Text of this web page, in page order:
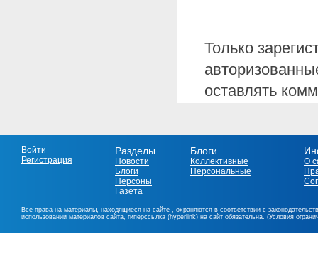
Только
оставлять
Войти
Регистрация
Разделы
Новости
Блоги
Персоны
Газета
Блоги
Коллективные
Персональные
О
Все права на материалы, находящиеся на сайте , охраняются в соответствии с
использовании материалов сайта, гиперссылка (hyperlink) на сайт обязательна. (Условия